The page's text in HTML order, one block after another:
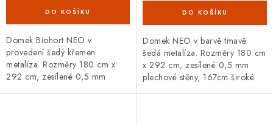
Domek Biohort NEO v
provedení šedý křemen
metalíza. Rozměry 180 cm x
292 cm, zesílené 0,5 mm
Domek NEO v barvě tmavě
šedá metalíza. Rozměry 180 cm
x 292 cm, zesílené 0,5 mm
plechové stěny, 167cm široké